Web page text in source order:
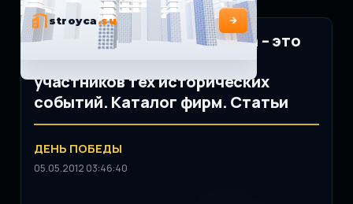
День победы. Для нас война – это
участников тех исторических
событий. Каталог фирм. Статьи
ДЕНЬ ПОБЕДЫ
05.05.2012 03:46:40